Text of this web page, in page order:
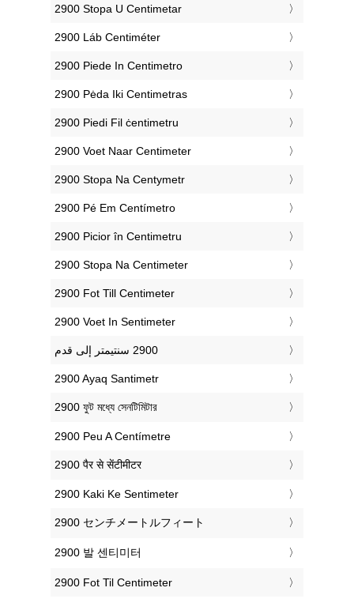
‎2900 Stopa U Centimetar
‎2900 Láb Centiméter
‎2900 Piede In Centimetro
‎2900 Pėda Iki Centimetras
‎2900 Piedi Fil ċentimetru
‎2900 Voet Naar Centimeter
‎2900 Stopa Na Centymetr
‎2900 Pé Em Centímetro
‎2900 Picior în Centimetru
‎2900 Stopa Na Centimeter
‎2900 Fot Till Centimeter
‎2900 Voet In Sentimeter
‎2900 Ayaq Santimetr
‎2900 ফুট মধ্যে সেনটিমিটার
‎2900 Peu A Centímetre
‎2900 पैर से सेंटीमीटर
‎2900 Kaki Ke Sentimeter
‎2900 センチメートルフィート
‎2900 발 센티미터
‎2900 Fot Til Centimeter